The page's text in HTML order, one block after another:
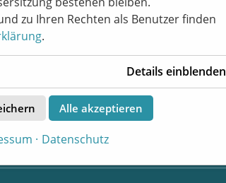
zu Ihren Rechten als Benutzer finden
.
Details einblenden
Alle akzeptieren
Datenschutz